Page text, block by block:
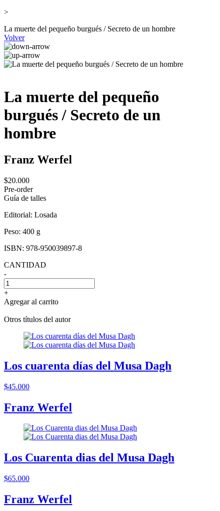
>
La muerte del pequeño burgués / Secreto de un hombre
Volver
La muerte del pequeño
burgués / Secreto de un
hombre
Franz Werfel
$20.000
Pre-order
Guía de talles
Editorial: Losada
Peso: 400 g
ISBN: 978-950039897-8
CANTIDAD
-
+
Agregar al carrito
Otros títulos del autor
Los cuarenta días del Musa Dagh
$45.000
Franz Werfel
Los Cuarenta dias del Musa Dagh
$65.000
Franz Werfel